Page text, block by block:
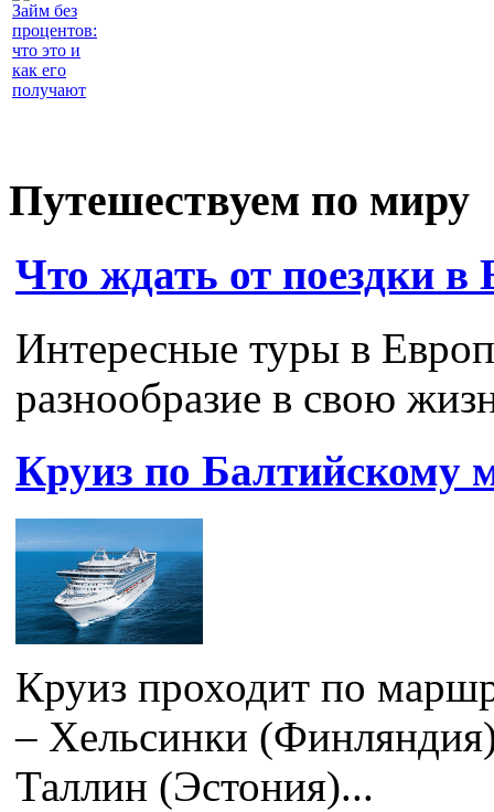
Займ без
процентов:
что это и
как его
получают
Путешествуем по миру
Что ждать от поездки в
Интересные туры в
разнообразие в свою
Круиз по Балтийскому
Круиз проходит по
– Хельсинки
Таллин (Эстония)...